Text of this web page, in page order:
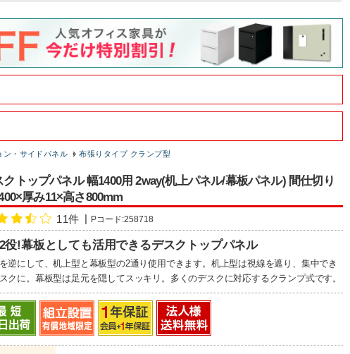
ン・サイドパネル 布張りタイプ クランプ型
クトップパネル 幅1400用 2way(机上パネル/幕板パネル) 間仕切り
厚み11×高さ800mm
11件 Pコード:258718
役!幕板としても活用できるデスクトップパネル
逆にして、机上型と幕板型の2通り使用できます。机上型は視線を遮り、集中でき
クに。幕板型は足元を隠してスッキリ。多くのデスクに対応するクランプ式です。